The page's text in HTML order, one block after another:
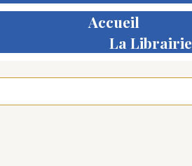
Accueil
La Librairie